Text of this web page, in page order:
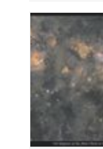
yleisöllä on
mahdollisuus
2026